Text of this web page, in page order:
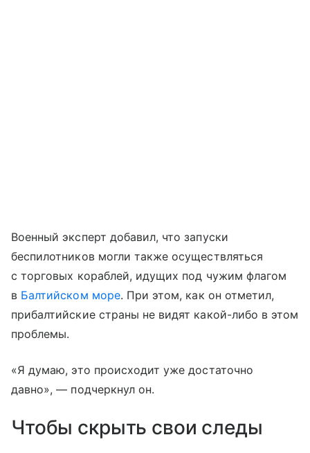
Военный эксперт добавил, что запуски
беспилотников могли также осуществляться
с торговых кораблей, идущих под чужим флагом
в Балтийском море. При этом, как он отметил,
прибалтийские страны не видят какой-либо в этом
проблемы.
«Я думаю, это происходит уже достаточно
давно», — подчеркнул он.
Чтобы скрыть свои следы